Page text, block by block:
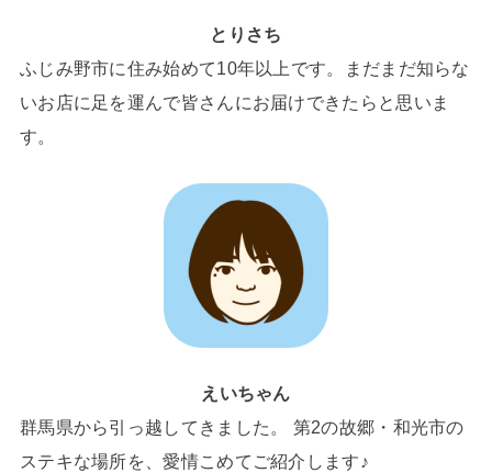
とりさち
ふじみ野市に住み始めて10年以上です。まだまだ知らな
いお店に足を運んで皆さんにお届けできたらと思いま
す。
えいちゃん
群馬県から引っ越してきました。 第2の故郷・和光市の
ステキな場所を、愛情こめてご紹介します♪